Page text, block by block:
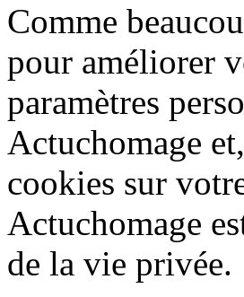
Comme
pour améliorer
paramètres
Actuchomage
cookies sur
Actuchomage
de la vie privée.